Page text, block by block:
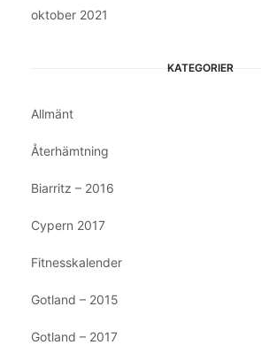
oktober 2021
KATEGORIER
Allmänt
Återhämtning
Biarritz – 2016
Cypern 2017
Fitnesskalender
Gotland – 2015
Gotland – 2017